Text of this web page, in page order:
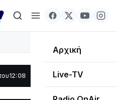
Αρχική
Live-TV
Σε τροχιά υλοποίησης η Παράκαμψη